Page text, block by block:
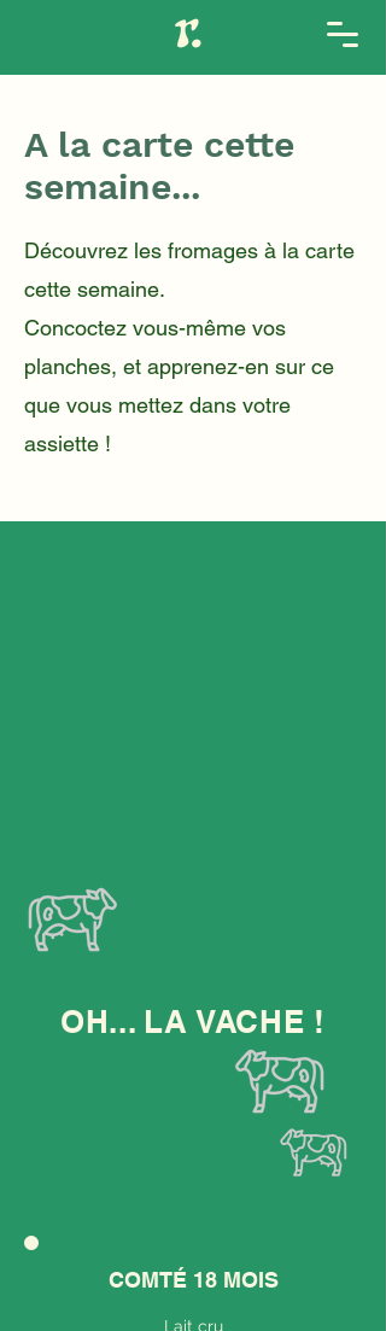
A la carte cette
semaine...
Découvrez les fromages à la carte
cette semaine.
Concoctez vous-même vos
planches, et apprenez-en sur ce
que vous mettez dans votre
assiette !
OH... LA VACHE !
COMTÉ 18 MOIS
Lait cru